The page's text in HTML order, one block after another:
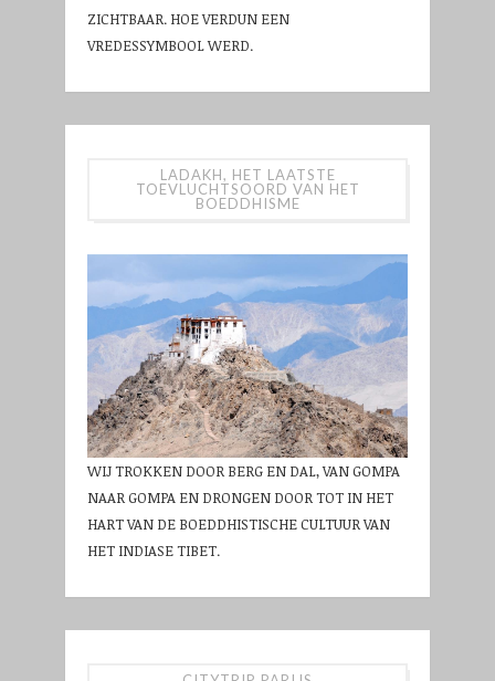
ZICHTBAAR. HOE VERDUN EEN
VREDESSYMBOOL WERD.
LADAKH, HET LAATSTE
TOEVLUCHTSOORD VAN HET
BOEDDHISME
WIJ TROKKEN DOOR BERG EN DAL, VAN GOMPA
NAAR GOMPA EN DRONGEN DOOR TOT IN HET
HART VAN DE BOEDDHISTISCHE CULTUUR VAN
HET INDIASE TIBET.